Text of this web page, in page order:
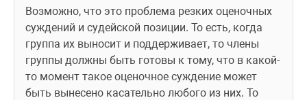
Возможно, что это проблема резких оценочных
суждений и судейской позиции. То есть, когда
группа их выносит и поддерживает, то члены
группы должны быть готовы к тому, что в какой-
то момент такое оценочное суждение может
быть вынесено касательно любого из них. То